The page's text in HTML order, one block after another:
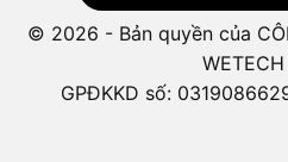
© 2026 - Bản quyền của
GPĐKKD số: